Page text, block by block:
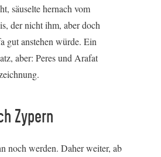
säuselte hernach vom
der nicht ihm, aber doch
gut anstehen würde. Ein
aber: Peres und Arafat
Zypern
noch werden. Daher weiter, ab